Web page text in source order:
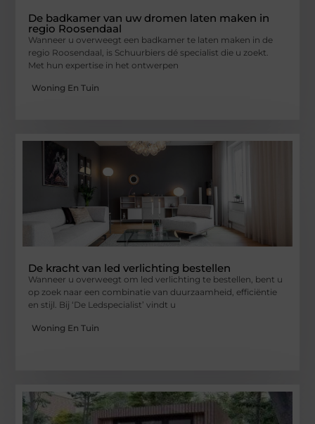
De badkamer van uw dromen laten maken in
regio Roosendaal
Wanneer u overweegt een badkamer te laten maken in de
regio Roosendaal, is Schuurbiers dé specialist die u zoekt.
Met hun expertise in het ontwerpen
Woning En Tuin
De kracht van led verlichting bestellen
Wanneer u overweegt om led verlichting te bestellen, bent u
op zoek naar een combinatie van duurzaamheid, efficiëntie
en stijl. Bij ‘De Ledspecialist’ vindt u
Woning En Tuin